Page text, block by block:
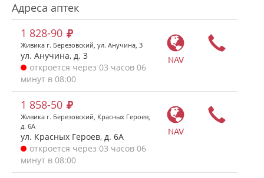
Адреса аптек
NAV
1 828-90
Живика г. Березовский, ул. Анучина, 3
ул. Анучина, д. 3
откроется через 03 часов 06
минут в 08:00
NAV
1 858-50
Живика г. Березовский, Красных Героев,
д. 6А
ул. Красных Героев, д. 6А
откроется через 03 часов 06
минут в 08:00